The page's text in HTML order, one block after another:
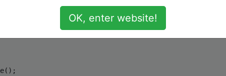
();
OK, enter website!